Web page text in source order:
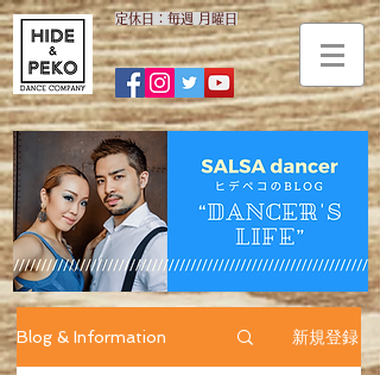
​定休日：毎週 月曜日
Blog & Information 新規登録